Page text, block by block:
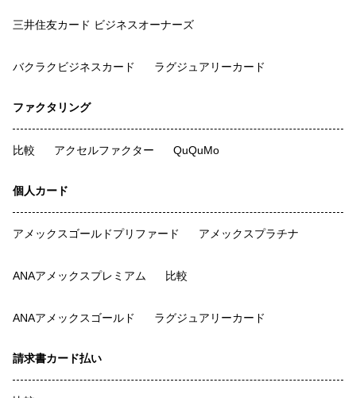
三井住友カード ビジネスオーナーズ
バクラクビジネスカード ラグジュアリーカード
ファクタリング
比較 アクセルファクター QuQuMo
個人カード
アメックスゴールドプリファード アメックスプラチナ
ANAアメックスプレミアム 比較
ANAアメックスゴールド ラグジュアリーカード
請求書カード払い